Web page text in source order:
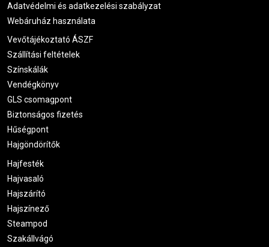
Adatvédelmi és adatkezelési szabályzat
Webáruház használata
Vevőtájékoztató ÁSZF
Szállítási feltételek
Színskálák
Vendégkönyv
GLS csomagpont
Biztonságos fizetés
Hűségpont
Hajgöndörítők
Hajfesték
Hajvasaló
Hajszárító
Hajszínező
Steampod
Szakállvágó